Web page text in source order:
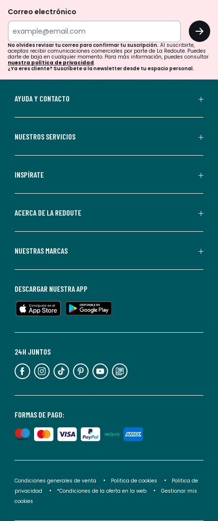
tu
para
confirmar
tu
suscripción.
aceptas
comerciales
personalizadas
parte
Redoute.
de
en
cualquier
Para
información,
puedes
de
privacidad</2>.
Correo electrónico
OK
No olvides revisar tu correo para confirmar tu suscripción. Al suscribirte,
aceptas recibir comunicaciones comerciales por parte de La Redoute. Puedes
darte de baja en cualquier momento. Para más información, puedes consultar
nuestra política de privacidad.
¿Ya eres cliente? Suscríbete a la newsletter desde tu espacio personal.
AYUDA Y CONTACTO
NUESTROS SERVICIOS
INSPÍRATE
ACERCA DE LA REDOUTE
NUESTRAS MARCAS
FORMAS DE PAGO:
24H JUNTOS
DESCARGAR NUESTRA APP
Condiciones generales de venta Politica de cookies
Politica de
privacidad
*Condiciones de la oferta en la web
Gestionar mis
cookies